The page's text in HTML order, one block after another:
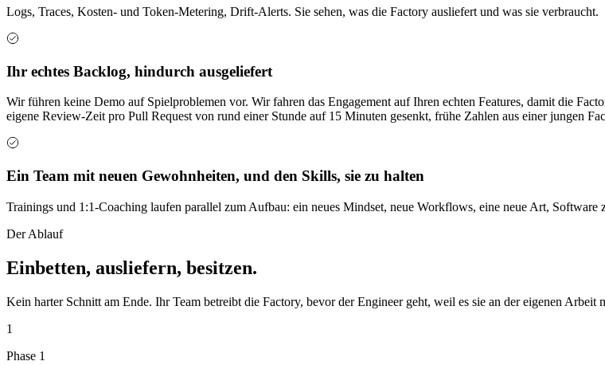
Logs, Traces, Kosten- und Token-Metering, Drift-Alerts. Sie sehen, was die Factory ausliefert und was sie verbraucht.
Ihr echtes Backlog, hindurch ausgeliefert
Wir führen keine Demo auf Spielproblemen vor. Wir fahren das Engagement auf Ihren echten Features, damit die
eigene Review-Zeit pro Pull Request von rund einer Stunde auf 15 Minuten gesenkt, frühe Zahlen aus einer jungen
Ein Team mit neuen Gewohnheiten, und den Skills, sie zu halten
Trainings und 1:1-Coaching laufen parallel zum Aufbau: ein neues Mindset, neue Workflows, eine neue Art,
Der Ablauf
Einbetten, ausliefern, besitzen.
Kein harter Schnitt am Ende. Ihr Team betreibt die Factory, bevor der Engineer geht, weil es sie an der eigenen
1
Phase 1